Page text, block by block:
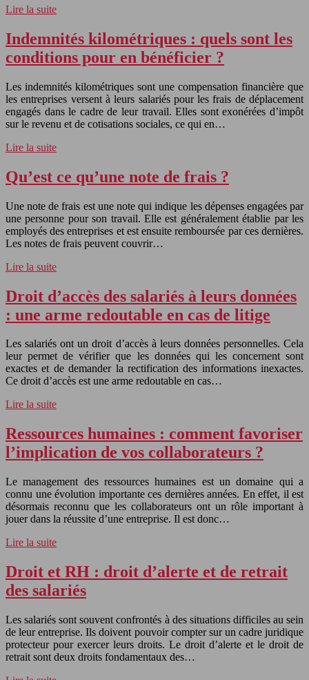
Lire la suite
Indemnités kilométriques : quels sont les
conditions pour en bénéficier ?
Les indemnités kilométriques sont une compensation financière que
les entreprises versent à leurs salariés pour les frais de déplacement
engagés dans le cadre de leur travail. Elles sont exonérées d’impôt
sur le revenu et de cotisations sociales, ce qui en…
Lire la suite
Qu’est ce qu’une note de frais ?
Une note de frais est une note qui indique les dépenses engagées par
une personne pour son travail. Elle est généralement établie par les
employés des entreprises et est ensuite remboursée par ces dernières.
Les notes de frais peuvent couvrir…
Lire la suite
Droit d’accès des salariés à leurs données
: une arme redoutable en cas de litige
Les salariés ont un droit d’accès à leurs données personnelles. Cela
leur permet de vérifier que les données qui les concernent sont
exactes et de demander la rectification des informations inexactes.
Ce droit d’accès est une arme redoutable en cas…
Lire la suite
Ressources humaines : comment favoriser
l’implication de vos collaborateurs ?
Le management des ressources humaines est un domaine qui a
connu une évolution importante ces dernières années. En effet, il est
désormais reconnu que les collaborateurs ont un rôle important à
jouer dans la réussite d’une entreprise. Il est donc…
Lire la suite
Droit et RH : droit d’alerte et de retrait
des salariés
Les salariés sont souvent confrontés à des situations difficiles au sein
de leur entreprise. Ils doivent pouvoir compter sur un cadre juridique
protecteur pour exercer leurs droits. Le droit d’alerte et le droit de
retrait sont deux droits fondamentaux des…